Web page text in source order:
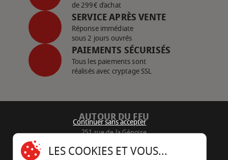
de 299€ d’achat
SERVICE APRÈS VENTE
Réponse immédiate
sous 2 jours ouvrés
PAIEMENTS SÉCURISÉS
Tous les paiements sont
réalisés avec cryptage SSL
AUTOUR DU FEU
251 rue de la Génoise
Continuer sans accepter
LES COOKIES ET VOUS...